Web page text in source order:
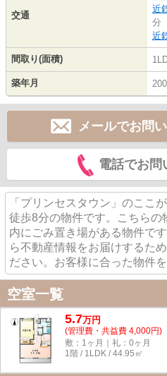
交通
近
分
近
間取り(面積)
築年月
メールでお問
電話でお問
「プリンセスタウン」のここ
徒歩8分の物件です。こちら
内にごみ置き場がある物件で
ら不動産情報をお届けするた
ださい。お客様に合った物件
空室一覧
5.7万円
(管理費・共益費 4,000円)
敷：1ヶ月｜礼：0ヶ月
1階 / 1LDK / 44.95㎡